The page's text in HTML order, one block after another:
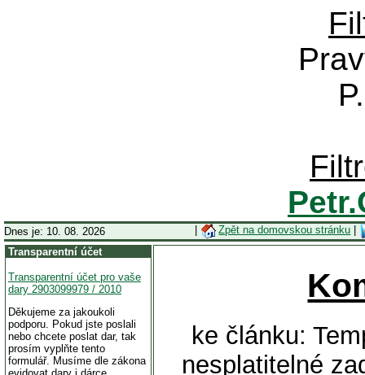
Dnes je: 10. 08. 2026 Zpět na domovskou stránku
Transparentní účet
Transparentní účet pro vaše
dary 2903099979 / 2010
Děkujeme za jakoukoli
podporu. Pokud jste poslali
nebo chcete poslat dar, tak
prosím vyplňte tento
formulář. Musíme dle zákona
ke článku:
nesplatitelné